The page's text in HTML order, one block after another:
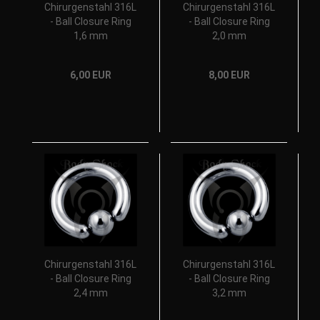
Chirurgenstahl 316L
- Ball Closure Ring
1,6 mm
6,00 EUR
Chirurgenstahl 316L
- Ball Closure Ring
2,0 mm
8,00 EUR
Chirurgenstahl 316L
- Ball Closure Ring
2,4 mm
Chirurgenstahl 316L
- Ball Closure Ring
3,2 mm